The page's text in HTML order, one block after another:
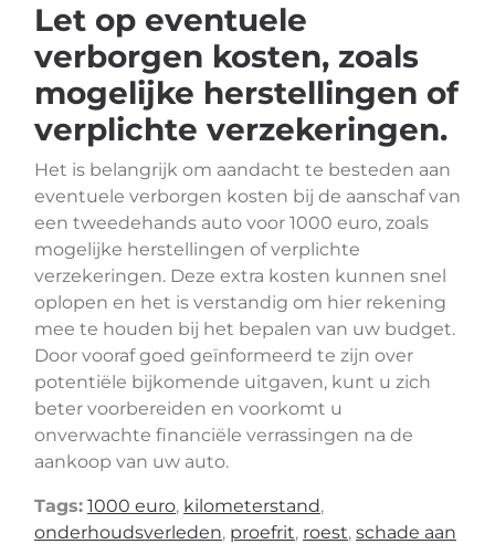
Let op eventuele
verborgen kosten, zoals
mogelijke herstellingen of
verplichte verzekeringen.
Het is belangrijk om aandacht te besteden aan
eventuele verborgen kosten bij de aanschaf van
een tweedehands auto voor 1000 euro, zoals
mogelijke herstellingen of verplichte
verzekeringen. Deze extra kosten kunnen snel
oplopen en het is verstandig om hier rekening
mee te houden bij het bepalen van uw budget.
Door vooraf goed geïnformeerd te zijn over
potentiële bijkomende uitgaven, kunt u zich
beter voorbereiden en voorkomt u
onverwachte financiële verrassingen na de
aankoop van uw auto.
Tags: 1000 euro, kilometerstand,
onderhoudsverleden, proefrit, roest, schade aan